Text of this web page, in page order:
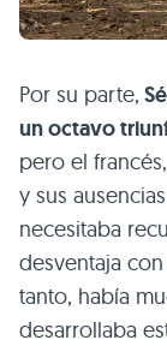
Por su parte,
un octavo
pero el
y sus
necesitaba
desventaja
tanto, había
desarrollaba